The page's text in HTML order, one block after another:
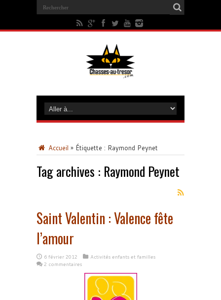
Accueil » Étiquette : Raymond Peynet
Tag archives : Raymond Peynet
Saint Valentin : Valence fête
l’amour
6 février 2012
Activités enfants et familles
2 commentaires